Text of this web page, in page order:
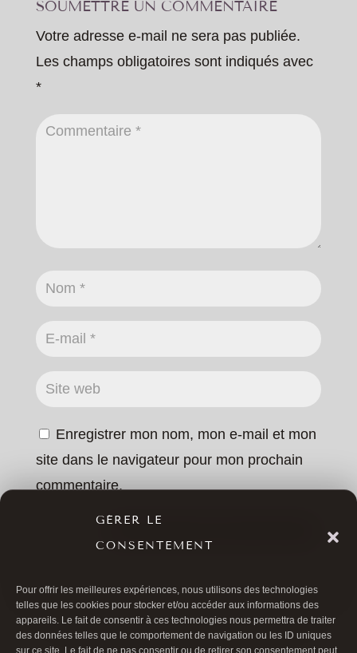
GÉRER LE
CONSENTEMENT
Pour offrir les meilleures expériences, nous utilisons des technologies
telles que les cookies pour stocker et/ou accéder aux informations des
appareils. Le fait de consentir à ces technologies nous permettra de traiter
des données telles que le comportement de navigation ou les ID uniques
sur ce site. Le fait de ne pas consentir ou de retirer son consentement peut
SOUMETTRE UN COMMENTAIRE
Votre adresse e-mail ne sera pas publiée.
Les champs obligatoires sont indiqués avec
*
Enregistrer mon nom, mon e-mail et mon
site dans le navigateur pour mon prochain
commentaire.